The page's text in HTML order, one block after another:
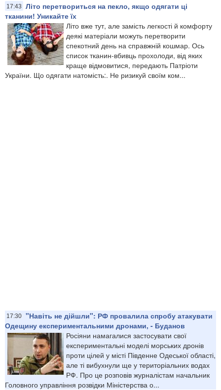
17:43
Літо перетвориться на пекло, якщо одягати ці
тканини! Уникайте їх
Літо вже тут, але замість легкості й комфорту
деякі матеріали можуть перетворити
спекотний день на справжній кошмар. Ось
список тканин-вбивць прохолоди, від яких
краще відмовитися, передають Патріоти
України. Що одягати натомість:. Не ризикуй своїм ком...
17:30 "Навіть не дійшли": РФ провалила спробу атакувати
Одещину експериментальними дронами, - Буданов
Росіяни намагалися застосувати свої
експериментальні моделі морських дронів
проти цілей у місті Південне Одеської області,
але ті вибухнули ще у територіальних водах
РФ. Про це розповів журналістам начальник
Головного управління розвідки Міністерства о...